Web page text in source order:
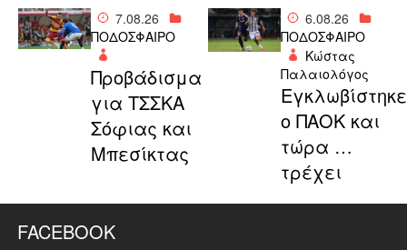
7.08.26
ΠΟΔΟΣΦΑΙΡΟ
Προβάδισμα
για ΤΣΣΚΑ
Σόφιας και
Μπεσίκτας
6.08.26
ΠΟΔΟΣΦΑΙΡΟ
Κώστας
Παλαιολόγος
Εγκλωβίστηκε
ο ΠΑΟΚ και
τώρα …
τρέχει
FACEBOOK